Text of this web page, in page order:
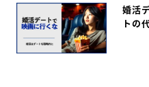
婚活
トの